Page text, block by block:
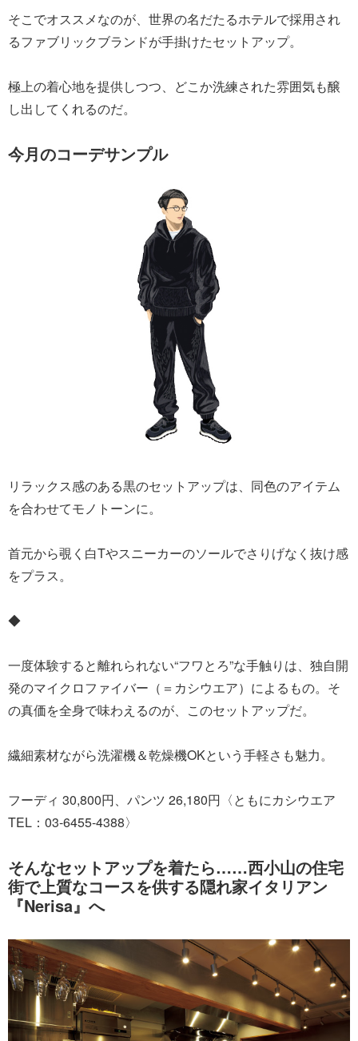
そこでオススメなのが、世界の名だたるホテルで採用され
るファブリックブランドが手掛けたセットアップ。
極上の着心地を提供しつつ、どこか洗練された雰囲気も醸
し出してくれるのだ。
今月のコーデサンプル
リラックス感のある黒のセットアップは、同色のアイテム
を合わせてモノトーンに。
首元から覗く白Tやスニーカーのソールでさりげなく抜け感
をプラス。
◆
一度体験すると離れられない“フワとろ”な手触りは、独自開
発のマイクロファイバー（＝カシウエア）によるもの。そ
の真価を全身で味わえるのが、このセットアップだ。
繊細素材ながら洗濯機＆乾燥機OKという手軽さも魅力。
フーディ 30,800円、パンツ 26,180円〈ともにカシウエア
TEL：03-6455-4388〉
そんなセットアップを着たら……西小山の住宅
街で上質なコースを供する隠れ家イタリアン
『Nerisa』へ